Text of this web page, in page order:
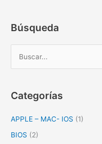
Búsqueda
c
r
p
Categorías
APPLE – MAC- IOS (1)
BIOS (2)